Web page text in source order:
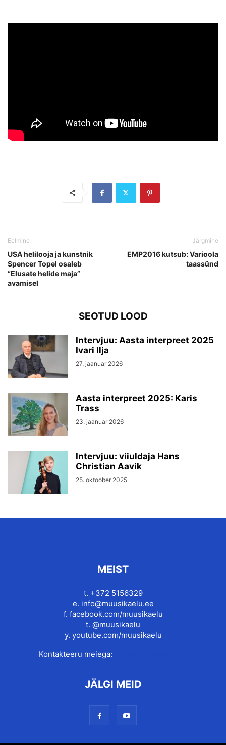
Eelmine
USA helilooja ja kunstnik
Spencer Topel osaleb
“Elusate helide maja”
avamisel
Järgmine
EMP2016 kutsub: Varioola
taassünd
SEOTUD LOOD
Intervjuu: Aasta interpreet 2025
Ivari Ilja
27. jaanuar 2026
Aasta interpreet 2025: Karis
Trass
23. jaanuar 2026
Intervjuu: viiuldaja Hans
Christian Aavik
25. oktoober 2025
MEIST
t. +372 5156329
e. info@muusikaelu.ee
f. facebook.com/muusikaelu
t. @muusikaelu
y. youtube.com/muusikaelu
Kontakteeru meiega:
JÄLGI MEID